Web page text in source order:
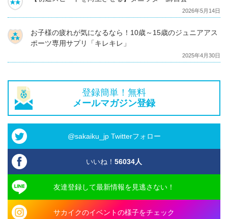
2026年5月14日
お子様の疲れが気になるなら！10歳～15歳のジュニアアス
ポーツ専用サプリ「キレキレ」
2025年4月30日
登録簡単！無料
メールマガジン登録
@sakaiku_jp Twitterフォロー
いいね！ 56034人
友達登録して最新情報を見逃さない！
サカイクのイベントの様子をチェック